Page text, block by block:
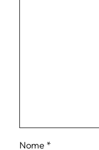
Nome *